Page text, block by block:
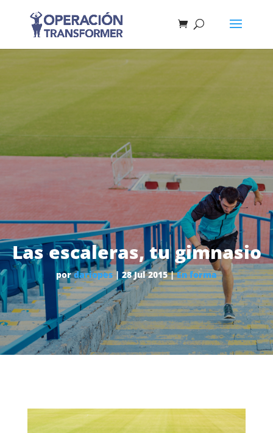
Las escaleras, tu gimnasio
pordariopes|28 Jul 2015|En forma